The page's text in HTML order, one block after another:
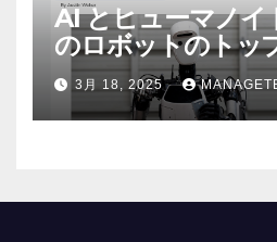
AI とヒューマノイ
のロボットのトッ
ASSEMBLY
3月 18, 2025